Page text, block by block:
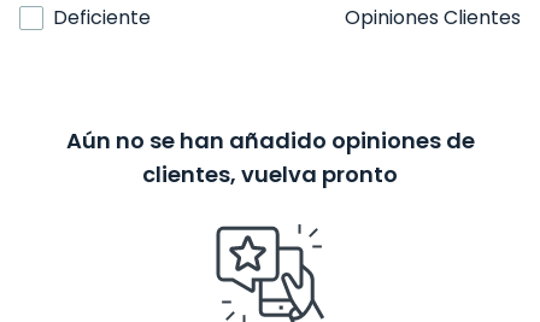
Deficiente
Opiniones Clientes
Aún no se han añadido opiniones de
clientes, vuelva pronto